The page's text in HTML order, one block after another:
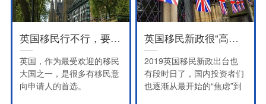
英国移民行不行，要看你选择的方式对不对！
英国，作为最受欢迎的移民
大国之一，是很多有移民意
向申请人的首选。
英国移民新政很“高傲”？其实并不！
2019英国移民新政出台也
有段时日了，国内投资者们
也逐渐从最开始的“焦虑”到